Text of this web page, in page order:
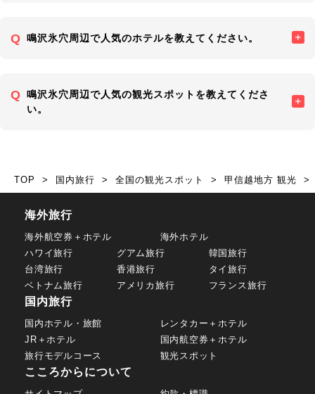
鳴沢氷穴周辺で人気のホテルを教えてください。
鳴沢氷穴周辺で人気の観光スポットを教えてくださ
い。
TOP 国内旅行 全国の観光スポット 甲信越地方 観光
海外旅行
海外航空券＋ホテル
海外ホテル
ハワイ旅行
グアム旅行
韓国旅行
台湾旅行
香港旅行
タイ旅行
ベトナム旅行
アメリカ旅行 フランス旅行
国内旅行
国内ホテル・旅館
レンタカー＋ホテル
JR＋ホテル
国内航空券＋ホテル
旅行モデルコース
観光スポット
こころからについて